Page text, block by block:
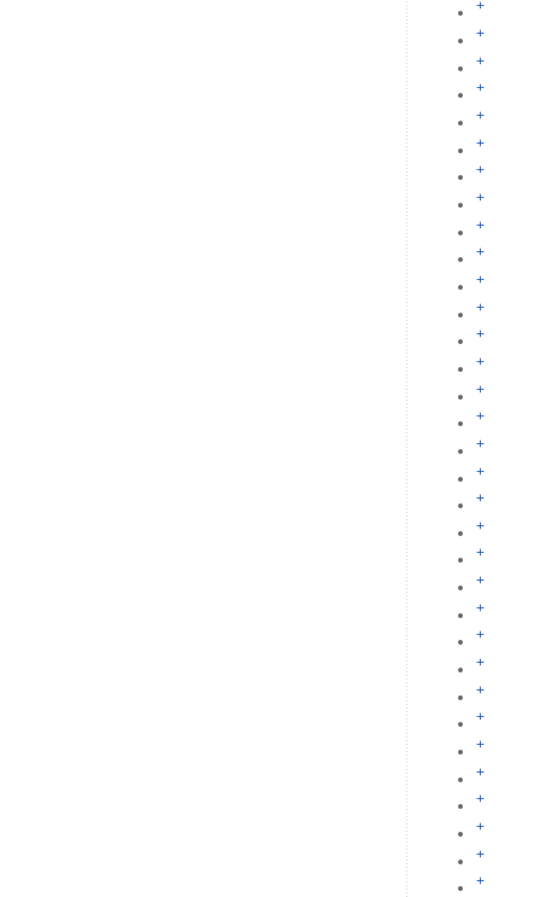
+
+
+
+
+
+
+
+
+
+
+
+
+
+
+
+
+
+
+
+
+
+
+
+
+
+
+
+
+
+
+
+
+